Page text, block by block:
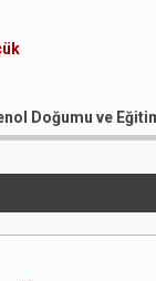
Doğumu ve